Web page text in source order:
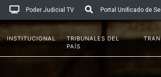
Poder Judicial TV Portal Unificado de
INSTITUCIONAL
TRIBUNALES DEL
PAÍS